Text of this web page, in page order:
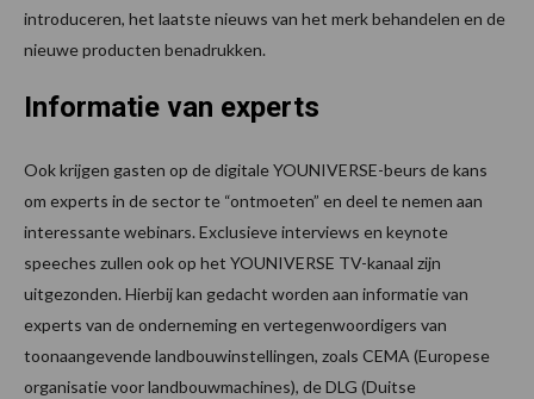
introduceren, het laatste nieuws van het merk behandelen en de
nieuwe producten benadrukken.
Informatie van experts
Ook krijgen gasten op de digitale YOUNIVERSE-beurs de kans
om experts in de sector te “ontmoeten” en deel te nemen aan
interessante webinars. Exclusieve interviews en keynote
speeches zullen ook op het YOUNIVERSE TV-kanaal zijn
uitgezonden. Hierbij kan gedacht worden aan informatie van
experts van de onderneming en vertegenwoordigers van
toonaangevende landbouwinstellingen, zoals CEMA (Europese
organisatie voor landbouwmachines), de DLG (Duitse